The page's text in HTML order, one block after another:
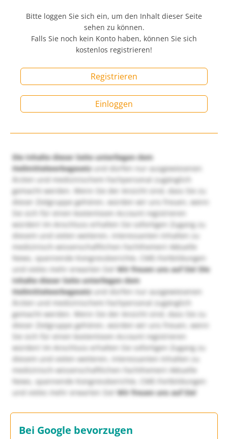
Bitte loggen Sie sich ein, um den Inhalt dieser Seite
sehen zu können.
Falls Sie noch kein Konto haben, können Sie sich
kostenlos registrieren!
Registrieren
Einloggen
Die Inhalte dieser Seite unterliegen dem
Heilmittelwerbegesetzund dürfen nur ausgewiesenen
Ärzten und medizinischem Fachpersonal zugänglich
gemacht werden. Wenn Sie der Ansicht sind, dass Sie zu
dieser Zielgruppe gehören, würden wir uns freuen, wenn
Sie sich für einen kostenlosen Account registrieren
würden! Im Anschluss erhalten Sie sofortigen Zugang zu
diesem und vielen weiteren, interessanten Inhalten zu
medizinisch-wissenschaftlichen Fachthemen! Aktuelle
News, spannende Kongressberichte, CME-Fortbildungen
und vieles mehr erwarten Sie!Wir freuen uns auf Sie! Die
Inhalte dieser Seite unterliegen dem
Heilmittelwerbegesetzund dürfen nur ausgewiesenen
Ärzten und medizinischem Fachpersonal zugänglich
gemacht werden. Wenn Sie der Ansicht sind, dass Sie zu
dieser Zielgruppe gehören, würden wir uns freuen, wenn
Sie sich für einen kostenlosen Account registrieren
würden! Im Anschluss erhalten Sie sofortigen Zugang zu
diesem und vielen weiteren, interessanten Inhalten zu
medizinisch-wissenschaftlichen Fachthemen! Aktuelle
News, spannende Kongressberichte, CME-Fortbildungen
und vieles mehr erwarten Sie!Wir freuen uns auf Sie!
Bei Google bevorzugen